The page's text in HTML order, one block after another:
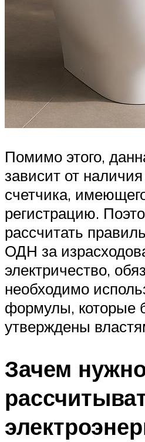
Помимо этого,
зависит от
счетчика,
регистрацию.
рассчитать
ОДН за
электричество,
необходимо
формулы, которые
утверждены
Зачем